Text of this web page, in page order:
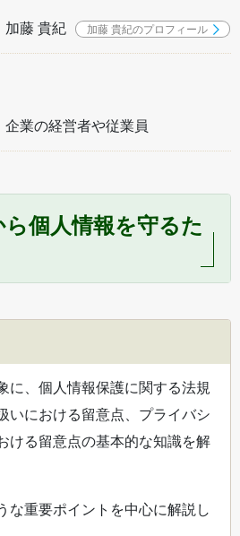
加藤 貴紀 加藤 貴紀のプロフィール
企業の経営者や従業員
個人情報を守るた
に、個人情報保護に関する法規
いにおける留意点、プライバシ
ける留意点の基本的な知識を解
な重要ポイントを中心に解説し